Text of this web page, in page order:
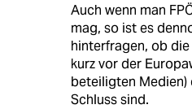
Auch wenn man
mag, so ist es
hinterfragen, ob
kurz vor der
beteiligten Medien)
Schluss sind.